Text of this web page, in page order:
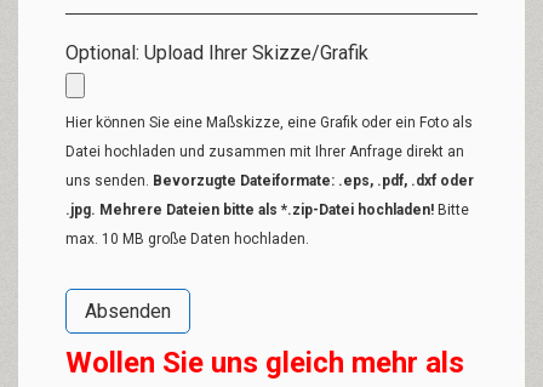
Optional: Upload Ihrer Skizze/Grafik
Hier können Sie eine Maßskizze, eine Grafik oder ein Foto als
Datei hochladen und zusammen mit Ihrer Anfrage direkt an
uns senden. Bevorzugte Dateiformate: .eps, .pdf, .dxf oder
.jpg. Mehrere Dateien bitte als *.zip-Datei hochladen! Bitte
max. 10 MB große Daten hochladen.
Wollen Sie uns gleich mehr als